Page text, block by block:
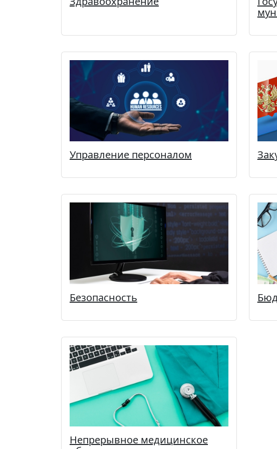
Управление персоналом
Безопасность
Непрерывное медицинское